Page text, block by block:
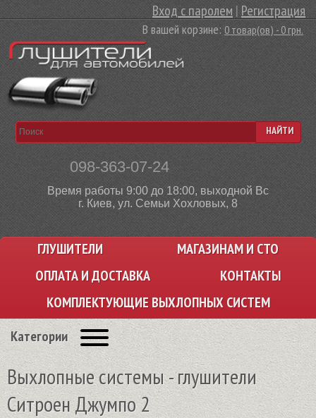
Вход с паролем |Регистрация
В вашей корзине:0 товар(ов) - 0 грн.
098-363-07-24
Время работы 9:00 до 18:00, выходной Вс
г. Киев, ул. Семьи Хохловых, 8
НАЙТИ
ГЛУШИТЕЛИ
МАГАЗИНАМ И СТО
ОПЛАТА И ДОСТАВКА
КОНТАКТЫ
КОМПЛЕКТУЮЩИЕ ВЫХЛОПНЫХ СИСТЕМ
Категории
Выхлопные системы - глушители
Ситроен Джумпо 2